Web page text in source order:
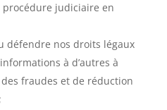
procédure judiciaire en
défendre nos droits légaux
à d’autres à
fraudes et de réduction